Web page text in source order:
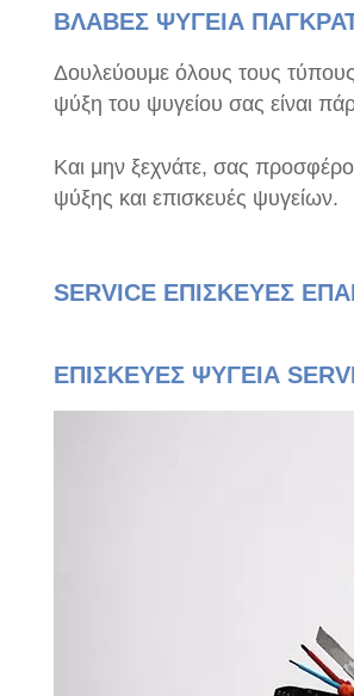
ΒΛΑΒΕΣ ΨΥΓΕΙΑ
Δουλεύουμε όλους τους
ψύξη του ψυγείου σας είναι
Και μην ξεχνάτε, σας
ψύξης και επισκευές ψυγείων.
SERVICE ΕΠΙΣΚΕΥΕΣ
ΕΠΙΣΚΕΥΕΣ ΨΥΓΕΙΑ